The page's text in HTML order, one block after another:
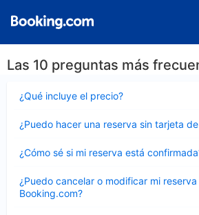
Las 10 preguntas más
¿Qué incluye el precio?
cerrado
¿Puedo hacer una reserva sin tarjeta
cerrado
¿Cómo sé si mi reserva está
cerrado
¿Puedo cancelar o modificar mi
Booking.com?
cerrado